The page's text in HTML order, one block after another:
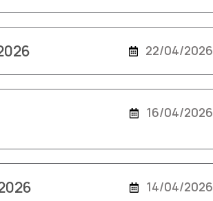
22/04/2026
16/04/2026
14/04/2026